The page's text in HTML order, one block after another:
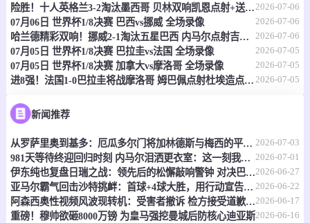
世界杯 07-08 04:00 即将开始
瑞士 0 - 0 哥伦比亚
情报
NBA
灰熊 0 - 0 老鹰
情报
WNBA 07-08 08:00 即将开始
险胜！十人英格兰3-2淘汰墨西哥 贝林双响凯恩点射+送点宽萨直红 2026-07-06
07月06日 世界杯1/8决赛 巴西vs挪威 全场录像 2026-07-06
哈兰德精彩双响！挪威2-1淘汰五星巴西 内马尔点射吉马良斯失点 2026-07-06
07月05日 世界杯1/8决赛 巴拉圭vs法国 全场录像 2026-07-05
07月05日 世界杯1/8决赛 加拿大vs摩洛哥 全场录像 2026-07-05
进8强！法国1-0巴拉圭将战摩洛哥 姆巴佩点射杜埃造点主裁引争议 2026-07-05
新闻推荐
从罗萨里奥到基多：厄瓜多尔门将加林德斯与梅西的平行人生 2026-07-03
981天等待终迎回归时刻 内马尔泪洒更衣室：这一刻我等得太久 2026-07-01
伊东纯也复盘日瑞之战：领先后的松懈敲响警钟 对决巴西将遇全新挑战2026-06-27
亚马尔霸气回击沙特挑衅：首球+4球大胜，用行动宣告"我在这！" 2026-06-22
阿森西奥性视频风波现转机：受害者撤诉 检方接受道歉免刑2026-06-17
重磅！穆帅欲砸8000万镑 为皇马强挖曼城后防核心迪亚斯2026-06-16